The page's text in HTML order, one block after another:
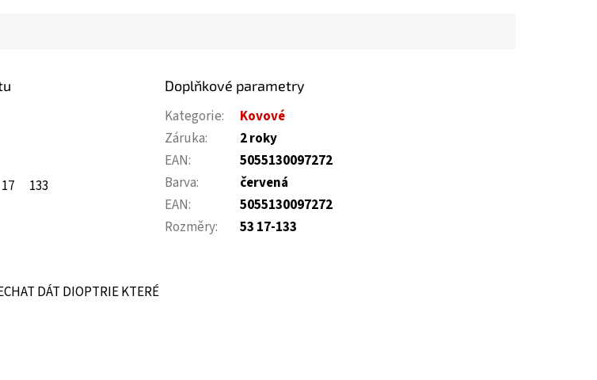
17 133
DÁT DIOPTRIE KTERÉ
Doplňkové parametry
Kategorie:
Kovové
Záruka:
2 roky
EAN:
5055130097272
Barva:
červená
EAN:
5055130097272
Rozměry: 53 17-133